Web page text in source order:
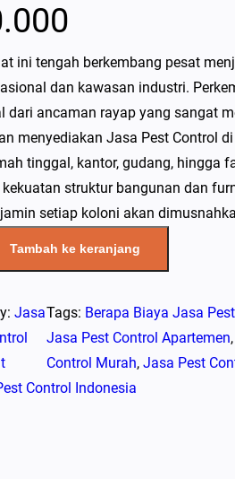
ini tengah berkembang pesat
dan kawasan industri.
dari ancaman rayap yang sangat
menyediakan Jasa Pest Control
tinggal, kantor, gudang, hingga
struktur bangunan dan
setiap koloni akan
Tambah ke keranjang
JasaTags: Berapa Biaya Jasa
Jasa Pest Control Apartemen,
Control Murah, Jasa Pest
Control Indonesia